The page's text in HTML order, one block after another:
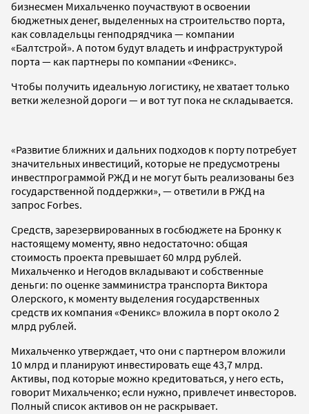
бизнесмен Михальченко поучаствуют в освоении
бюджетных денег, выделенных на строительство порта,
как совладельцы генподрядчика — компании
«Балтстрой». А потом будут владеть и инфраструктурой
порта — как партнеры по компании «Феникс».
Чтобы получить идеальную логистику, не хватает только
ветки железной дороги — и вот тут пока не складывается.
«Развитие ближних и дальних подходов к порту потребует
значительных инвестиций, которые не предусмотрены
инвестпрограммой РЖД и не могут быть реализованы без
государственной поддержки», — ответили в РЖД на
запрос Forbes.
Средств, зарезервированных в госбюджете на Бронку к
настоящему моменту, явно недостаточно: общая
стоимость проекта превышает 60 млрд рублей.
Михальченко и Негодов вкладывают и собственные
деньги: по оценке замминистра транспорта Виктора
Олерского, к моменту выделения государственных
средств их компания «Феникс» вложила в порт около 2
млрд рублей.
Михальченко утверждает, что они с партнером вложили
10 млрд и планируют инвестировать еще 43,7 млрд.
Активы, под которые можно кредитоваться, у него есть,
говорит Михальченко; если нужно, привлечет инвесторов.
Полный список активов он не раскрывает.